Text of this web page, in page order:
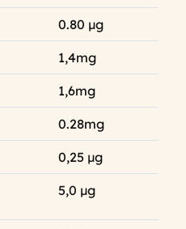
0.80 µg
1,4mg
1,6mg
0.28mg
0,25 µg
5,0 µg